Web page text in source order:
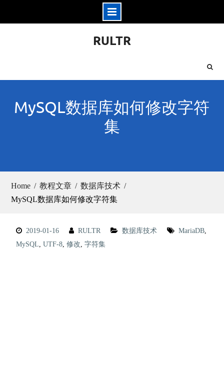
RULTR
MySQL数据库如何修改字符
集
Home 教程文章
数据库技术
MySQL数据库如何修改字符集
2019-01-16 RULTR 数据库技术 MariaDB,
MySQL, UTF-8, 修改, 字符集